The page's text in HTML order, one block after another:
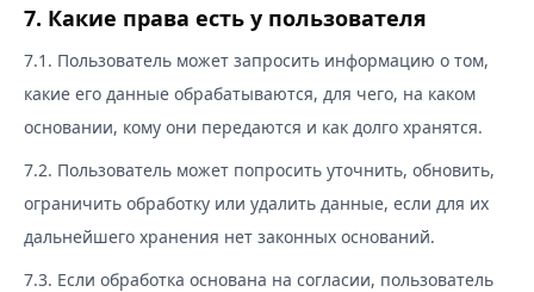
7. Какие права есть у пользователя
7.1. Пользователь может запросить информацию о том,
какие его данные обрабатываются, для чего, на каком
основании, кому они передаются и как долго хранятся.
7.2. Пользователь может попросить уточнить, обновить,
ограничить обработку или удалить данные, если для их
дальнейшего хранения нет законных оснований.
7.3. Если обработка основана на согласии, пользователь